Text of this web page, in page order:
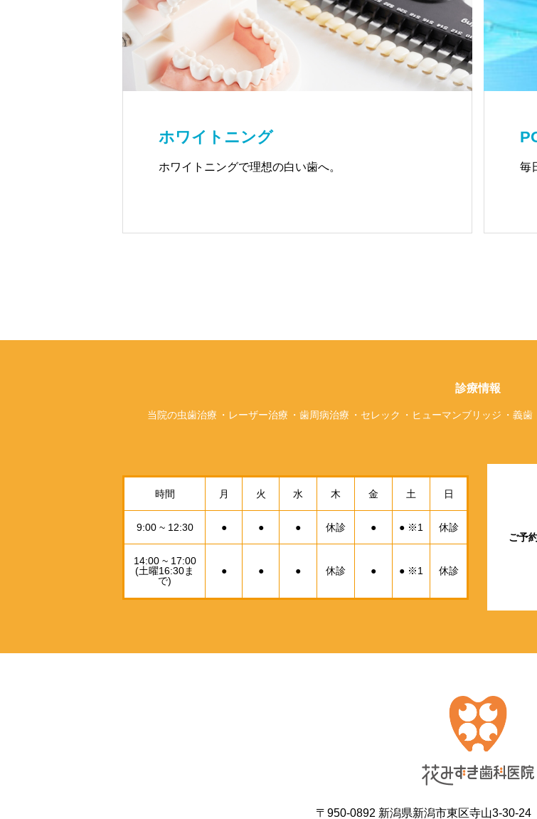
ホワイトニング
ホワイトニングで理想の白い歯へ。 毎
診療情報
当院の虫歯治療 レーザー治療 歯周病治療 セレック ヒューマンブリッジ 義歯
ご予
時間 月 火 水 木 金 土 日
9:00 ~ 12:30 ● ● ● 休診 ● ● ※1 休診
14:00 ~ 17:00
(土曜16:30ま
で)
● ● ● 休診 ● ● ※1 休診
〒950-0892 新潟県新潟市東区寺山3-30-